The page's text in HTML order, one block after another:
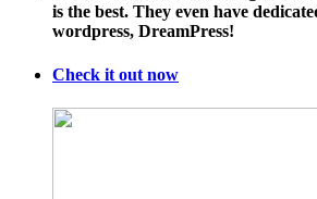
is the best. They even have
wordpress, DreamPress!
Check it out now